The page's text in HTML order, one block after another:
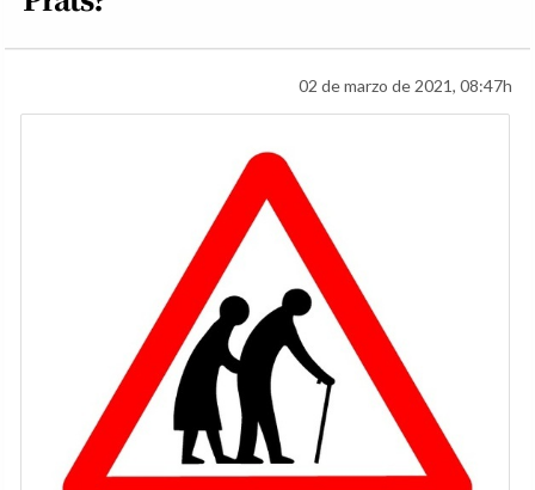
02 de marzo de 2021, 08:47h